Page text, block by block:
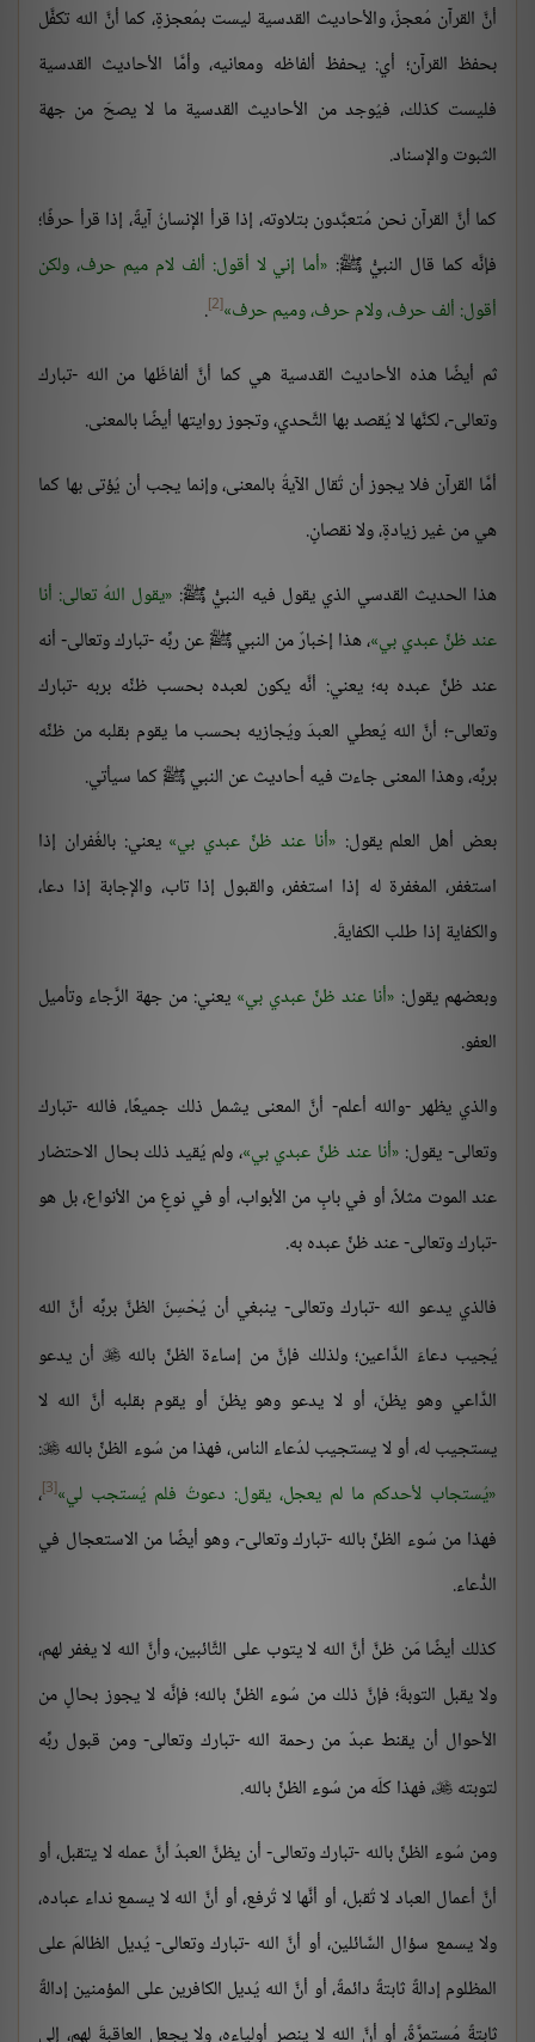
أنَّ القرآن مُعجزٌ، والأحاديث القدسية ليست بمُعجزةٍ، كما أنَّ الله تكفَّل
بحفظ القرآن؛ أي: يحفظ ألفاظه ومعانيه، وأمَّا الأحاديث القدسية
فليست كذلك، فيُوجد من الأحاديث القدسية ما لا يصحّ من جهة
الثبوت والإسناد.
كما أنَّ القرآن نحن مُتعبَّدون بتلاوته، إذا قرأ الإنسانُ آيةً، إذا قرأ حرفًا؛
فإنَّه كما قال النبيُّ ﷺ: أما إني لا أقول: ألف لام ميم حرف، ولكن
أقول: ألف حرف، ولام حرف، وميم حرف [2]
.
ثم أيضًا هذه الأحاديث القدسية هي كما أنَّ ألفاظَها من الله -تبارك
وتعالى-، لكنَّها لا يُقصد بها التَّحدي، وتجوز روايتها أيضًا بالمعنى.
أمَّا القرآن فلا يجوز أن تُقال الآيةُ بالمعنى، وإنما يجب أن يُؤتى بها كما
هي من غير زيادةٍ، ولا نقصانٍ.
هذا الحديث القدسي الذي يقول فيه النبيُّ ﷺ: يقول اللهُ تعالى: أنا
عند ظنِّ عبدي بي ، هذا إخبارٌ من النبي ﷺ عن ربِّه -تبارك وتعالى- أنه
عند ظنِّ عبده به؛ يعني: أنَّه يكون لعبده بحسب ظنِّه بربه -تبارك
وتعالى-؛ أنَّ الله يُعطي العبدَ ويُجازيه بحسب ما يقوم بقلبه من ظنِّه
بربِّه، وهذا المعنى جاءت فيه أحاديث عن النبي ﷺ كما سيأتي.
بعض أهل العلم يقول: أنا عند ظنِّ عبدي بي يعني: بالغُفران إذا
استغفر، المغفرة له إذا استغفر، والقبول إذا تاب، والإجابة إذا دعا،
والكفاية إذا طلب الكفايةَ.
وبعضهم يقول: أنا عند ظنِّ عبدي بي يعني: من جهة الرَّجاء وتأميل
العفو.
والذي يظهر -والله أعلم- أنَّ المعنى يشمل ذلك جميعًا، فالله -تبارك
وتعالى- يقول: أنا عند ظنِّ عبدي بي ، ولم يُقيد ذلك بحال الاحتضار
عند الموت مثلاً، أو في بابٍ من الأبواب، أو في نوعٍ من الأنواع، بل هو
-تبارك وتعالى- عند ظنِّ عبده به.
فالذي يدعو الله -تبارك وتعالى- ينبغي أن يُحْسِنَ الظنَّ بربِّه أنَّ الله
يُجيب دعاءَ الدَّاعين؛ ولذلك فإنَّ من إساءة الظنِّ بالله أن يدعو
الدَّاعي وهو يظنّ، أو لا يدعو وهو يظنّ أو يقوم بقلبه أنَّ الله لا
يستجيب له، أو لا يستجيب لدُعاء الناس، فهذا من سُوء الظنِّ بالله 
:
يُستجاب لأحدكم ما لم يعجل، يقول: دعوتُ فلم يُستجب لي [3] ،
فهذا من سُوء الظنِّ بالله -تبارك وتعالى-، وهو أيضًا من الاستعجال في
الدُّعاء.
كذلك أيضًا مَن ظنَّ أنَّ الله لا يتوب على التَّائبين، وأنَّ الله لا يغفر لهم،
ولا يقبل التوبةَ؛ فإنَّ ذلك من سُوء الظنِّ بالله؛ فإنَّه لا يجوز بحالٍ من
الأحوال أن يقنط عبدٌ من رحمة الله -تبارك وتعالى- ومن قبول ربِّه
لتوبته ، فهذا كلّه من سُوء الظنِّ بالله.
ومن سُوء الظنِّ بالله -تبارك وتعالى- أن يظنَّ العبدُ أنَّ عمله لا يتقبل، أو
أنَّ أعمال العباد لا تُقبل، أو أنَّها لا تُرفع، أو أنَّ الله لا يسمع نداء عباده،
ولا يسمع سؤال السَّائلين، أو أنَّ الله -تبارك وتعالى- يُديل الظالمَ على
المظلوم إدالةً ثابتةً دائمةً، أو أنَّ الله يُديل الكافرين على المؤمنين إدالةً
ثابتةً مُستمرَّةً، أو أنَّ الله لا ينصر أولياءه، ولا يجعل العاقبةَ لهم، إلى